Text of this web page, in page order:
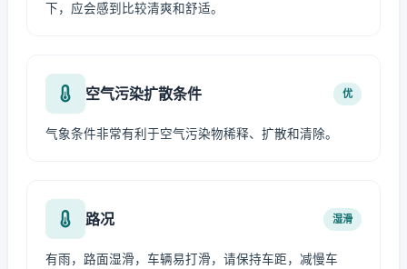
下，应会感到比较清爽和舒适。
空气污染扩散条件 优
气象条件非常有利于空气污染物稀释、扩散和清除。
路况 湿滑
有雨，路面湿滑，车辆易打滑，请保持车距，减慢车